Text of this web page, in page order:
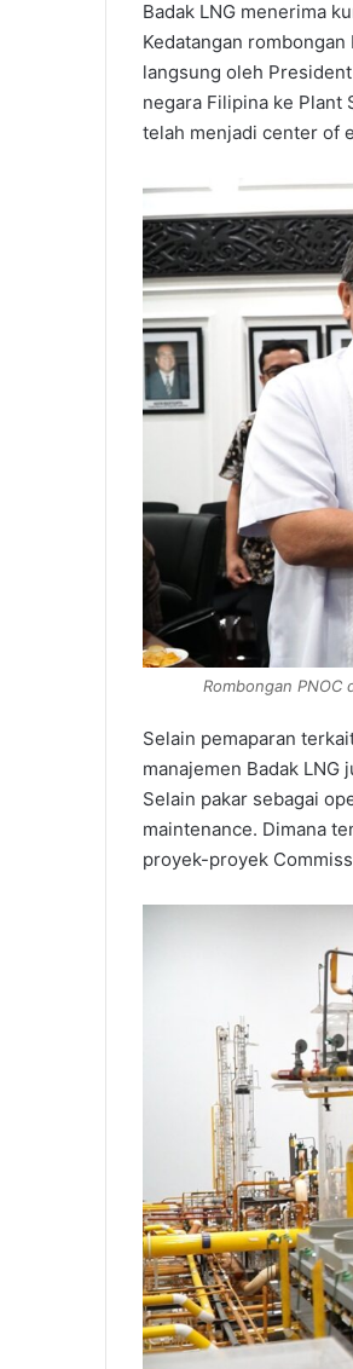
Badak LNG menerima
Kedatangan
langsung oleh
negara Filipina ke Plant
telah menjadi center of
Rombongan PNOC
Selain pemaparan
manajemen Badak
Selain pakar sebagai
maintenance. Dimana
proyek-proyek